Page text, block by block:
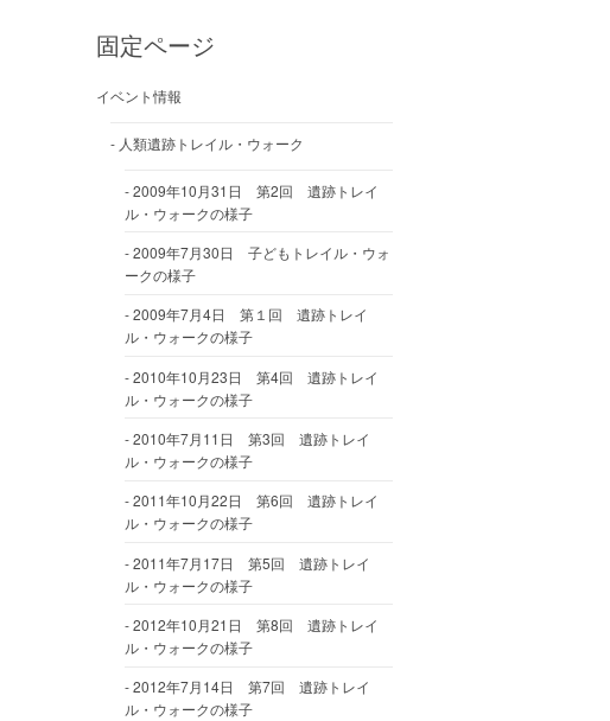
固定ページ
イベント情報
人類遺跡トレイル・ウォーク
2009年10月31日 第2回 遺跡トレイ
ル・ウォークの様子
2009年7月30日 子どもトレイル・ウォ
ークの様子
2009年7月4日 第１回 遺跡トレイ
ル・ウォークの様子
2010年10月23日 第4回 遺跡トレイ
ル・ウォークの様子
2010年7月11日 第3回 遺跡トレイ
ル・ウォークの様子
2011年10月22日 第6回 遺跡トレイ
ル・ウォークの様子
2011年7月17日 第5回 遺跡トレイ
ル・ウォークの様子
2012年10月21日 第8回 遺跡トレイ
ル・ウォークの様子
2012年7月14日 第7回 遺跡トレイ
ル・ウォークの様子